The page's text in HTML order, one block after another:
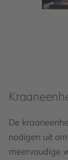
De
nodigen uit
meervoudige